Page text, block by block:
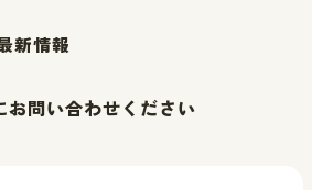
新情報
お問い合わせください